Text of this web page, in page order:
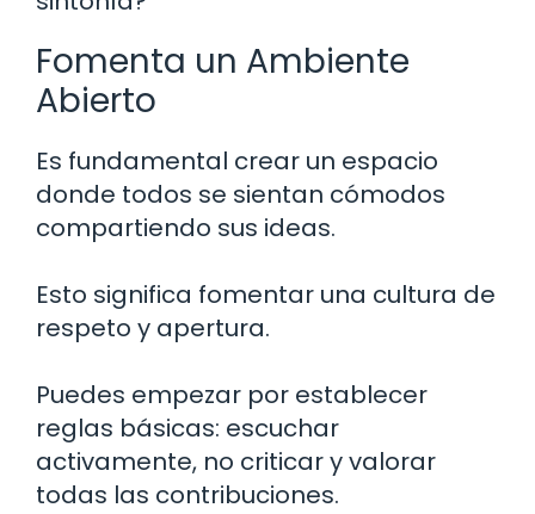
Fomenta un Ambiente
Abierto
Es fundamental crear un espacio
donde todos se sientan cómodos
compartiendo sus ideas.
Esto significa fomentar una cultura de
respeto y apertura.
Puedes empezar por establecer
reglas básicas: escuchar
activamente, no criticar y valorar
todas las contribuciones.